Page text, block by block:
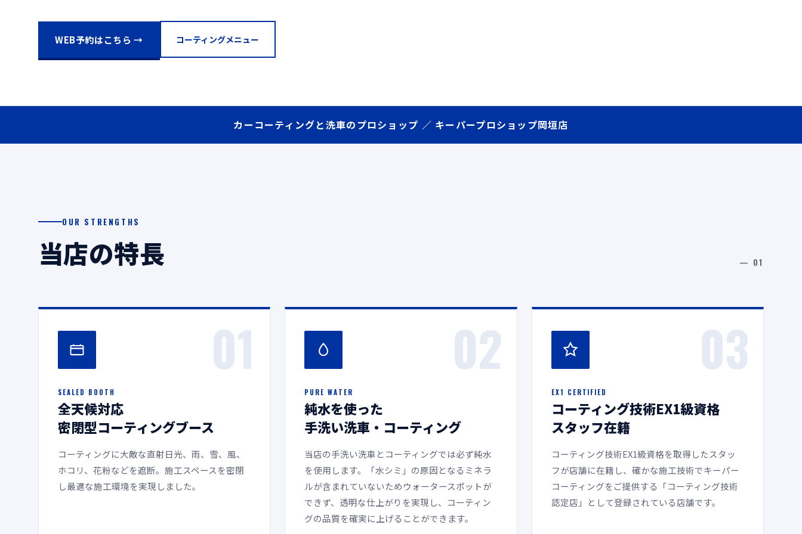
WEB予約はこちら → コーティングメニュー
カーコーティングと洗車のプロショップ ／ キーパープロショップ岡垣店
OUR STRENGTHS
当店の特長 — 01
01
SEALED BOOTH
全天候対応
密閉型コーティングブース
コーティングに大敵な直射日光、雨、雪、風、
ホコリ、花粉などを遮断。施工スペースを密閉
し最適な施工環境を実現しました。
02
PURE WATER
純水を使った
手洗い洗車・コーティング
当店の手洗い洗車とコーティングでは必ず純水
を使用します。「水シミ」の原因となるミネラ
ルが含まれていないためウォータースポットが
できず、透明な仕上がりを実現し、コーティン
グの品質を確実に上げることができます。
03
EX1 CERTIFIED
コーティング技術EX1級資格
スタッフ在籍
コーティング技術EX1級資格を取得したスタッ
フが店舗に在籍し、確かな施工技術でキーパー
コーティングをご提供する「コーティング技術
認定店」として登録されている店舗です。